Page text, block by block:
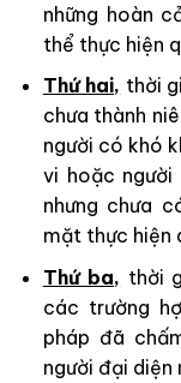
những hoàn
thể thực hiện
Thứ hai, thời
chưa thành
người có khó
vi hoặc người
nhưng chưa
mặt thực hiện
Thứ ba, thời
các trường
pháp đã
người đại